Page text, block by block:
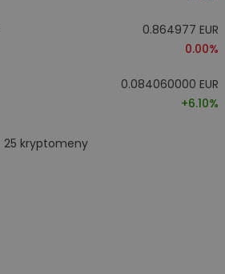
0.864977 EUR
0.00%
0.084060000 EUR
+6.10%
25 kryptomeny